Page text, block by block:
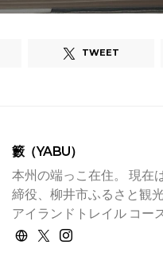
TWEET
籔（YABU）
本州の端っこ在住。 現在
締役、柳井市ふるさと観
アイランドトレイル コー